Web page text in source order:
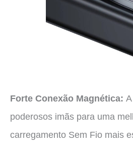
Forte Conexão Magnética:
poderosos imãs para uma
carregamento Sem Fio mais